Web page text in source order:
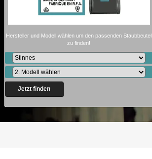
Hersteller und Modell wählen um den passenden Staubbeutel
zu finden!
Jetzt finden